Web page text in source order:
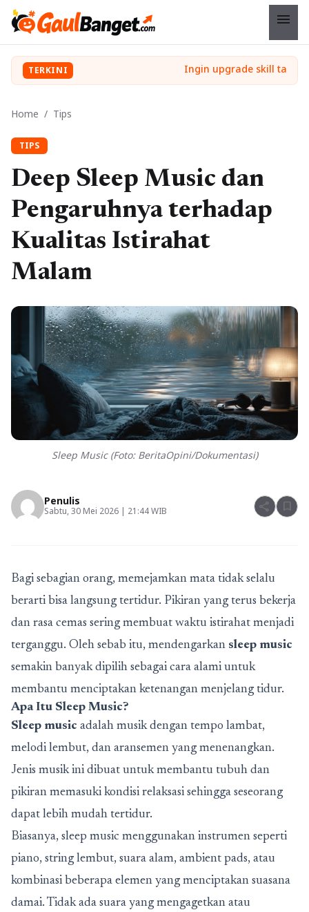
menu
TERKINI
Home / Tips
TIPS
Deep Sleep Music dan
Pengaruhnya terhadap
Kualitas Istirahat
Malam
Sleep Music (Foto: BeritaOpini/Dokumentasi)
Penulis
Sabtu, 30 Mei 2026 | 21:44 WIB share bookmark
Bagi sebagian orang, memejamkan mata tidak selalu
berarti bisa langsung tertidur. Pikiran yang terus bekerja
dan rasa cemas sering membuat waktu istirahat menjadi
terganggu. Oleh sebab itu, mendengarkan sleep music
semakin banyak dipilih sebagai cara alami untuk
membantu menciptakan ketenangan menjelang tidur.
Apa Itu Sleep Music?
Sleep music adalah musik dengan tempo lambat,
melodi lembut, dan aransemen yang menenangkan.
Jenis musik ini dibuat untuk membantu tubuh dan
pikiran memasuki kondisi relaksasi sehingga seseorang
dapat lebih mudah tertidur.
Biasanya, sleep music menggunakan instrumen seperti
piano, string lembut, suara alam, ambient pads, atau
kombinasi beberapa elemen yang menciptakan suasana
damai. Tidak ada suara yang mengagetkan atau